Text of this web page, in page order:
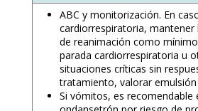
ABC y monitorización. En
cardiorrespiratoria, mantener
de reanimación como
parada cardiorrespiratoria u
situaciones críticas sin
tratamiento, valorar emulsión
Si vómitos, es recomendable